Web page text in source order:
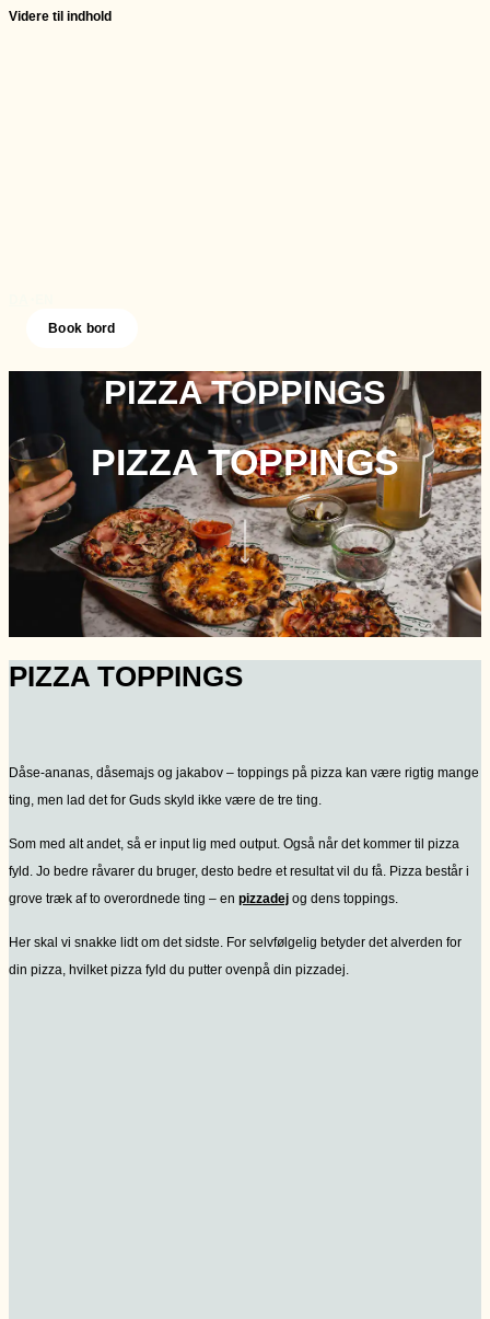
Videre til indhold
Book bord
PIZZA TOPPINGS
PIZZA TOPPINGS
PIZZA TOPPINGS
Dåse-ananas, dåsemajs og jakabov – toppings på pizza kan være rigtig mange
ting, men lad det for Guds skyld ikke være de tre ting.
Som med alt andet, så er input lig med output. Også når det kommer til pizza
fyld. Jo bedre råvarer du bruger, desto bedre et resultat vil du få. Pizza består i
grove træk af to overordnede ting – en pizzadej og dens toppings.
Her skal vi snakke lidt om det sidste. For selvfølgelig betyder det alverden for
din pizza, hvilket pizza fyld du putter ovenpå din pizzadej.